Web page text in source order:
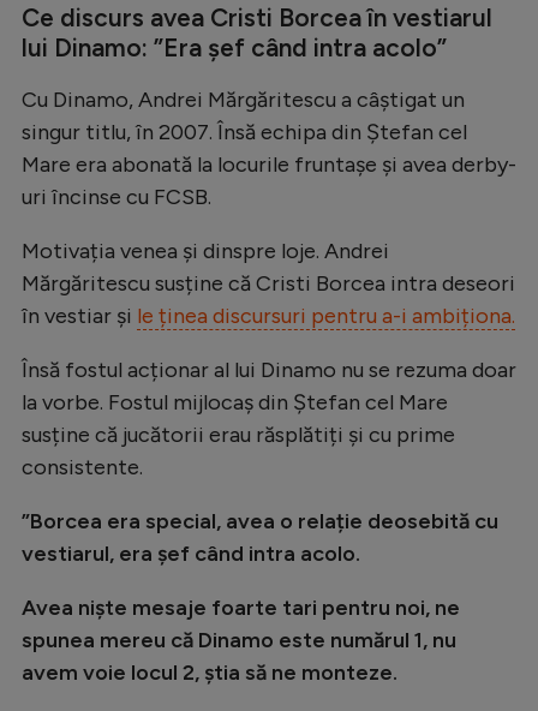
Tenis
Handbal
Natație
Formula 1
Auto
Rugby
Alte sporturi
JO 2024
Intră în cont
Creează cont
Ce discurs avea Cristi Borcea în vestiarul
lui Dinamo: ”Era șef când intra acolo”
Cu Dinamo, Andrei Mărgăritescu a câștigat un
singur titlu, în 2007. Însă echipa din Ștefan cel
Mare era abonată la locurile fruntașe și avea derby-
uri încinse cu FCSB.
Motivația venea și dinspre loje. Andrei
Mărgăritescu susține că Cristi Borcea intra deseori
în vestiar și le ținea discursuri pentru a-i ambiționa.
Însă fostul acționar al lui Dinamo nu se rezuma doar
la vorbe. Fostul mijlocaș din Ștefan cel Mare
susține că jucătorii erau răsplătiți și cu prime
consistente.
”Borcea era special, avea o relație deosebită cu
vestiarul, era șef când intra acolo.
Avea niște mesaje foarte tari pentru noi, ne
spunea mereu că Dinamo este numărul 1, nu
avem voie locul 2, știa să ne monteze.